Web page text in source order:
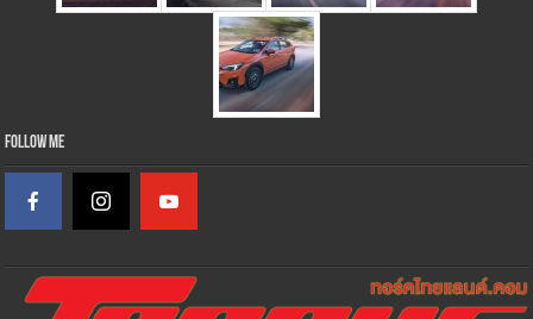
Follow Me